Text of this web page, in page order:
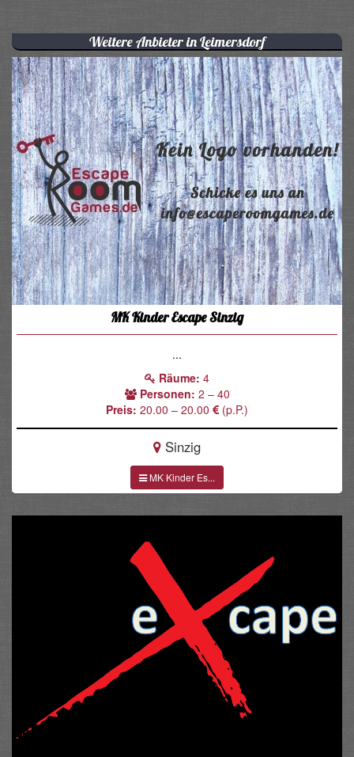
Weitere Anbieter in Leimersdorf
MK Kinder Escape Sinzig
...
Räume: 4
Personen: 2 – 40
Preis: 20.00 – 20.00 (p.P.)
Sinzig
MK Kinder Es...